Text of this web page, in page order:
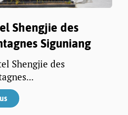
Shengjie des
Siguniang
Shengjie des